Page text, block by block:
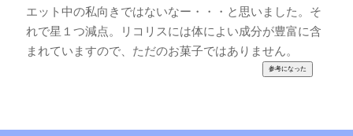
エット中の私向きではないなー・・・と思いました。そ
れで星１つ減点。リコリスには体によい成分が豊富に含
まれていますので、ただのお菓子ではありません。